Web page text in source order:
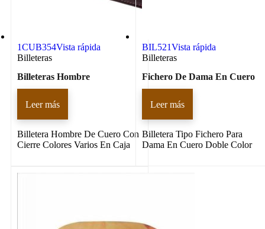
1CUB354Vista rápida
Billeteras
Billeteras Hombre
Leer más
Billetera Hombre De Cuero Con
Cierre Colores Varios En Caja
BIL521Vista rápida
Billeteras
Fichero De Dama En Cuero
Leer más
Billetera Tipo Fichero Para
Dama En Cuero Doble Color